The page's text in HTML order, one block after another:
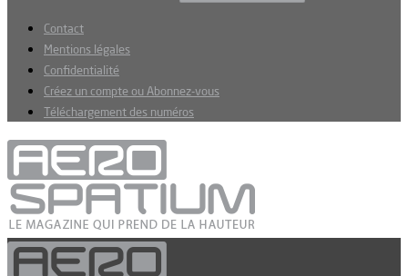
Contact
Mentions légales
Confidentialité
Créez un compte ou Abonnez-vous
Téléchargement des numéros